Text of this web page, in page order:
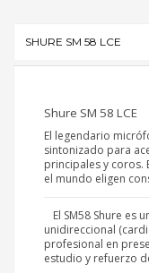
SHURE SM 58 LCE
Shure SM 58 LCE
El legendario
sintonizado para
principales y coros.
el mundo eligen
El SM58 Shure es
unidireccional
profesional en
estudio y refuerzo